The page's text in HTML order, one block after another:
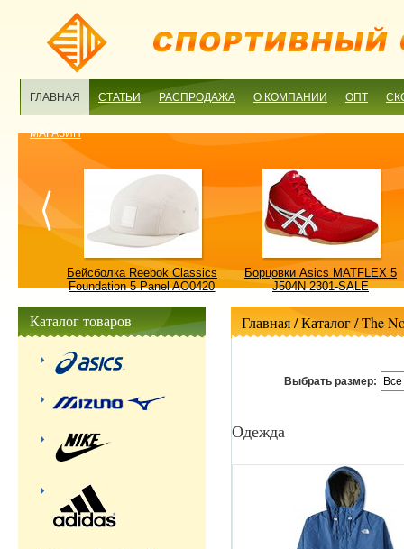
ГЛАВНАЯ СТАТЬИ РАСПРОДАЖА О КОМПАНИИ ОПТ
МАГАЗИН
Бейсболка Reebok Classics
Foundation 5 Panel AO0420
Борцовки Asics MATFLEX 5
J504N 2301-SALE
Главная/ Каталог /The
Выбрать размер:
Одежда
Каталог товаров